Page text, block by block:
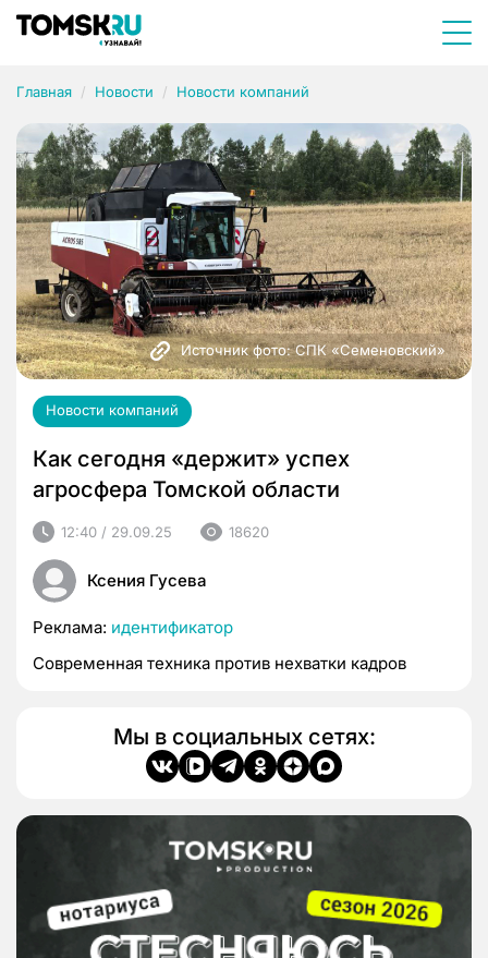
Главная Новости Новости компаний
Источник фото: СПК «Семеновский»
Новости компаний
Как сегодня «держит» успех
агросфера Томской области
12:40 / 29.09.25 18620
Ксения Гусева
Реклама: идентификатор
Современная техника против нехватки кадров
Мы в социальных сетях: